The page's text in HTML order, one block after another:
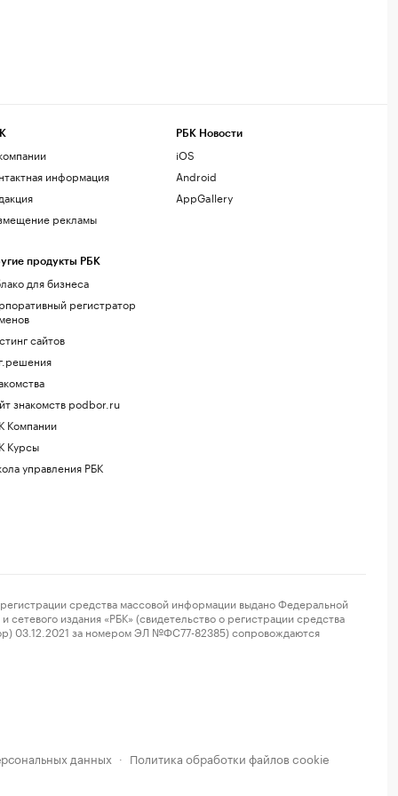
информация
рекламы
продукты РБК
для бизнеса
регистратор
сайтов
знакомств podbor.ru
Компании
Курсы
управления РБК
РБК Новости
iOS
Android
AppGallery
средства массовой информации выдано Федеральной
издания «РБК» (свидетельство о регистрации средства
03.12.2021 за номером ЭЛ №ФС77-82385) сопровождаются
данных · Политика обработки файлов cookie